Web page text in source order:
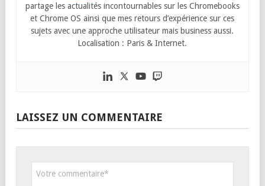
partage les actualités incontournables sur les Chromebooks
et Chrome OS ainsi que mes retours d’expérience sur ces
sujets avec une approche utilisateur mais business aussi.
Localisation : Paris & Internet.
LAISSEZ UN COMMENTAIRE